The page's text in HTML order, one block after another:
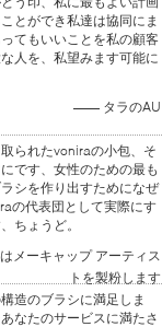
とができ私達は協同にま
てもいいことを私の顧客
人を、私望みます可能に
—— タラのAU
られたvoniraの小包、そ
です、女性のための最も
シを作り出すためになぜ
の代表団として実際にす
ちょうど。
メーキャップ アーティス
トを製粉します
造のブラシに満足しま
なたのサービスに満たさ